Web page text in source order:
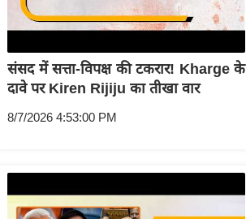
संसद में सत्ता-विपक्ष की टकरार! Kharge के
दावे पर Kiren Rijiju का तीखा वार
8/7/2026 4:53:00 PM